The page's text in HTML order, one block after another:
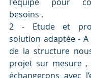
l'équipe pour
besoins .
2 - Etude et
solution adaptée -
de la structure
projet sur mesure ,
échangerons avec